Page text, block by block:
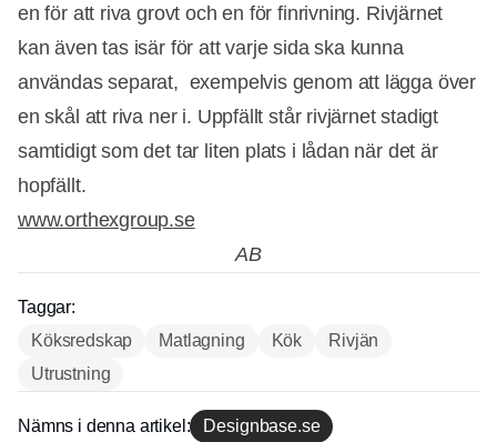
en för att riva grovt och en för finrivning. Rivjärnet
kan även tas isär för att varje sida ska kunna
användas separat, exempelvis genom att lägga över
en skål att riva ner i. Uppfällt står rivjärnet stadigt
samtidigt som det tar liten plats i lådan när det är
hopfällt.
www.orthexgroup.se
Annons
AB
Taggar:
Köksredskap
Matlagning Kök
Rivjän
Utrustning
Nämns i denna artikel: Designbase.se